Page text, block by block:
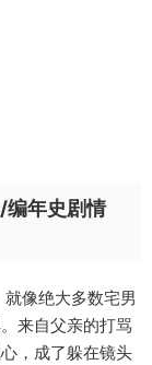
年史剧情
像绝大多数宅男
来自父亲的打骂
，成了躲在镜头